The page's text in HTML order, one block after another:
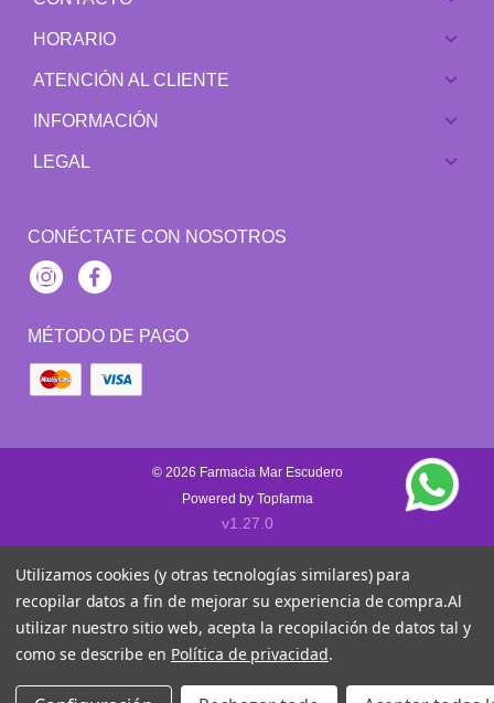
HORARIO
ATENCIÓN AL CLIENTE
INFORMACIÓN
LEGAL
CONÉCTATE CON NOSOTROS
InstagramFacebook
MÉTODO DE PAGO
© 2026 Farmacia Mar Escudero
Powered by Topfarma
v1.27.0
Utilizamos cookies (y otras tecnologías similares) para
recopilar datos a fin de mejorar su experiencia de compra.Al
utilizar nuestro sitio web, acepta la recopilación de datos tal y
como se describe en Política de privacidad.